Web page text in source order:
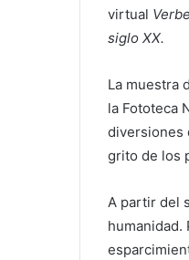
virtual
siglo XX.
La muestra
la Fototeca
diversiones
grito de los
A partir del
humanidad.